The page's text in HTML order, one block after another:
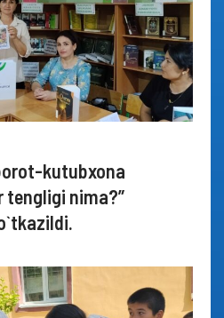
kutubxona
tengligi nima?”